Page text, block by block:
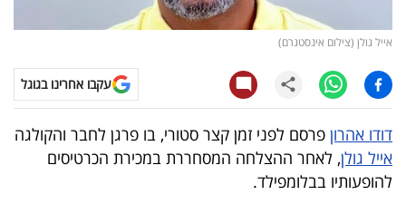
עסקי
ספורט
קריירה
אייל גולן (צילום אינסטגרם)
עקבו אחרינו בגוגל
דודו אהרון פרסם לפני זמן קצר סטורי, בו פרגן לחבר והקולגה
אייל גולן, לאחר ההצלחה המסחררת במכירת הכרטיסים
להופעותיו בבלומפילד.